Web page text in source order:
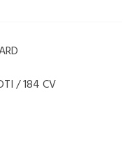
/ 184 CV